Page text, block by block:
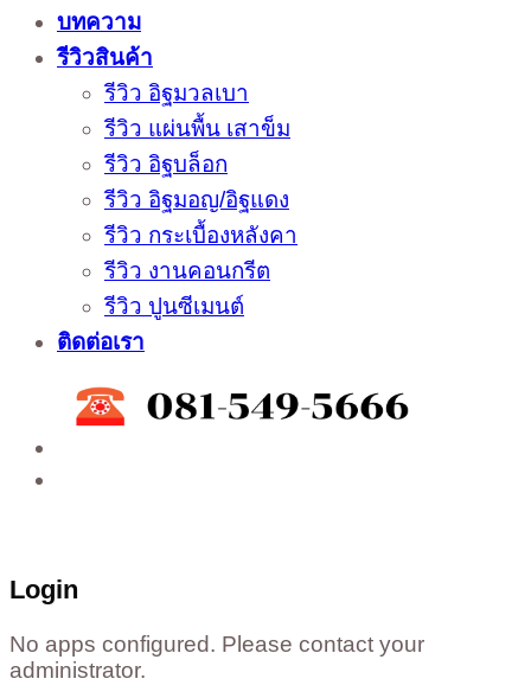
บทความ
รีวิวสินค้า
รีวิว อิฐมวลเบา
รีวิว แผ่นพื้น เสาข็ม
รีวิว อิฐบล็อก
รีวิว อิฐมอญ/อิฐแดง
รีวิว กระเบื้องหลังคา
รีวิว งานคอนกรีต
รีวิว ปูนซีเมนต์
ติดต่อเรา
Login
No apps configured. Please contact your
administrator.